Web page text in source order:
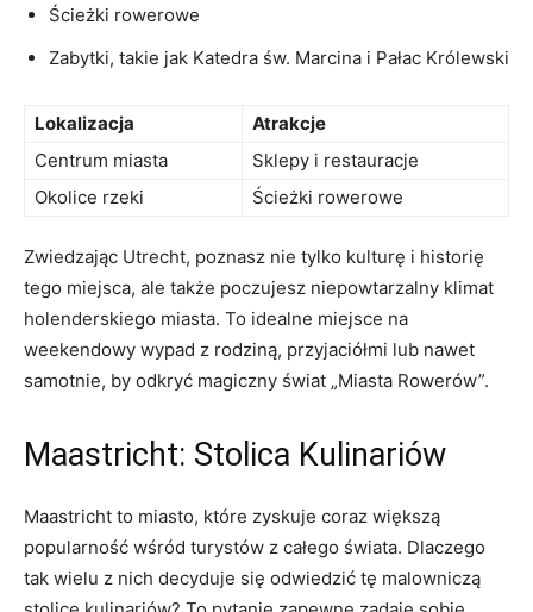
Ścieżki rowerowe
Zabytki, takie⁤ jak Katedra św. Marcina i Pałac‍ Królewski
Lokalizacja
Atrakcje
Centrum‌ miasta
Sklepy i restauracje
Okolice rzeki
Ścieżki rowerowe
Zwiedzając‍ Utrecht, poznasz nie tylko kulturę i historię
tego miejsca, ale także‍ poczujesz niepowtarzalny ⁢klimat
holenderskiego miasta. To idealne miejsce na
weekendowy wypad⁢ z‍ rodziną, ⁢przyjaciółmi lub nawet​
samotnie, by odkryć magiczny świat‌ „Miasta Rowerów”.
Maastricht: Stolica‌ Kulinariów
Maastricht to ‍miasto, które zyskuje‍ coraz większą
popularność wśród turystów z całego świata. Dlaczego
tak wielu‍ z nich decyduje się odwiedzić tę malowniczą